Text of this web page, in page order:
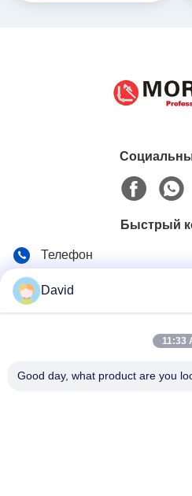
Быстрый
Телефон
Электронная почта
david@moritatools.com
No 178, Wangzhuang Road,
David
11:33
Good day, what product are you